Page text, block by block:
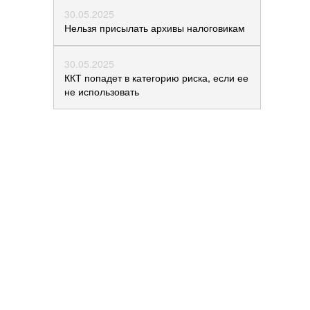
30.05.2025
Нельзя присылать архивы налоговикам
30.05.2025
ККТ попадет в категорию риска, если ее
не использовать